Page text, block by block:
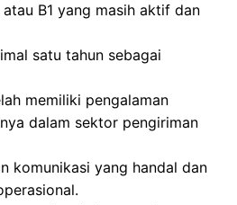
B1 yang masih aktif dan
satu tahun sebagai
memiliki pengalaman
dalam sektor pengiriman
komunikasi yang handal dan